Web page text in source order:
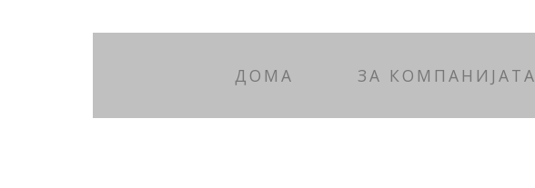
ДОМА ЗА КОМПАНИЈАТА